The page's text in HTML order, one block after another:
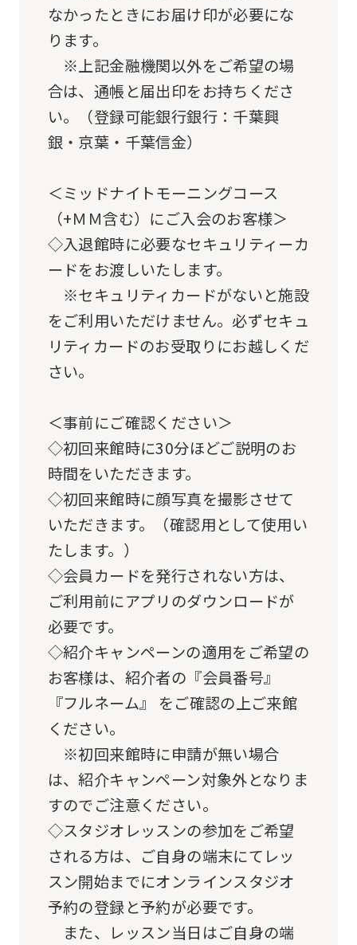
なかったときにお届け印が必要にな
ります。
※上記金融機関以外をご希望の場
合は、通帳と届出印をお持ちくださ
い。（登録可能銀行銀行：千葉興
銀・京葉・千葉信金）
＜ミッドナイトモーニングコース
（+ＭＭ含む）にご入会のお客様＞
◇入退館時に必要なセキュリティーカ
ードをお渡しいたします。
※セキュリティカードがないと施設
をご利用いただけません。必ずセキュ
リティカードのお受取りにお越しくだ
さい。
＜事前にご確認ください＞
◇初回来館時に30分ほどご説明のお
時間をいただきます。
◇初回来館時に顔写真を撮影させて
いただきます。（確認用として使用い
たします。）
◇会員カードを発行されない方は、
ご利用前にアプリのダウンロードが
必要です。
◇紹介キャンペーンの適用をご希望の
お客様は、紹介者の『会員番号』
『フルネーム』 をご確認の上ご来館
ください。
※初回来館時に申請が無い場合
は、紹介キャンペーン対象外となりま
すのでご注意ください。
◇スタジオレッスンの参加をご希望
される方は、ご自身の端末にてレッ
スン開始までにオンラインスタジオ
予約の登録と予約が必要です。
また、レッスン当日はご自身の端
version
of
this
website
will
be
translated
mechanically,
so
it
may
not
be
an
translation.
The
translation
may
differ
from
the
original
content.
ask
that
you
fully
understand
this
before
using
the
service.